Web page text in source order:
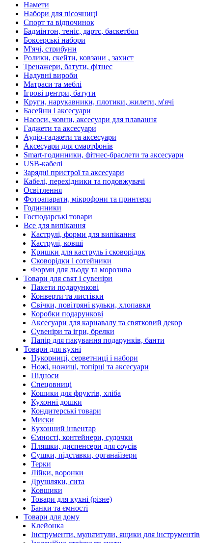
Намети
Набори для пісочниці
Спорт та відпочинок
Бадмінтон, теніс, дартс, баскетбол
Боксерські набори
М'ячі, стрибуни
Ролики, скейти, ковзани , захист
Тренажери, батути, фітнес
Надувні вироби
Матраси та меблі
Ігрові центри, батути
Круги, нарукавники, плотики, жилети, м'ячі
Басейни і аксесуари
Насоси, човни, аксесуари для плавання
Гаджети та аксесуари
Аудіо-гаджети та аксесуари
Аксесуари для смартфонів
Smart-годинники, фітнес-браслети та аксесуари
USB-кабелі
Зарядні пристрої та аксесуари
Кабелі, перехідники та подовжувачі
Освітлення
Фотоапарати, мікрофони та принтери
Годинники
Господарські товари
Все для випікання
Каструлі, форми для випікання
Каструлі, ковші
Кришки для каструль і сковорідок
Сковорідки і сотейники
Форми для льоду та морозива
Товари для свят і сувеніри
Пакети подарункові
Конверти та листівки
Свічки, повітряні кульки, хлопавки
Коробки подарункові
Аксесуари для карнавалу та святковий декор
Сувеніри та ігри, брелки
Папір для пакування подарунків, банти
Товари для кухні
Цукорниці, серветниці і набори
Ножі, ножиці, топірці та аксесуари
Підноси
Спецовниці
Кошики для фруктів, хліба
Кухонні дошки
Кондитерські товари
Миски
Кухонний інвентар
Ємності, контейнери, судочки
Пляшки, диспенсери для соусів
Сушки, підставки, органайзери
Терки
Лійки, воронки
Друшляки, сита
Ковшики
Товари для кухні (різне)
Банки та ємності
Товари для дому
Клейонка
Інструменти, мультитули, ящики для інструментів